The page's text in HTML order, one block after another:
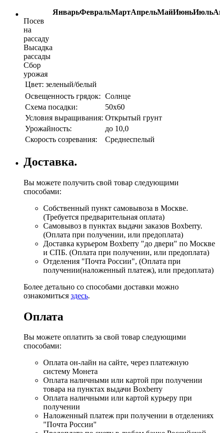
ЯнварьФевральМартАпрельМайИюньИюль
Посев
на
рассаду
Высадка
рассады
Сбор
урожая
Цвет: зеленый/белый
Освещенность грядок: Солнце
Схема посадки:
50х60
Условия выращивания: Открытый грунт
Урожайность:
до 10,0
Скорость созревания:
Среднеспелый
Доставка.
Вы можете получить свой товар следующими
способами:
Собственный пункт самовывоза в Москве.
(Требуется предварительная оплата)
Самовывоз в пунктах выдачи заказов Boxberry.
(Оплата при получении, или предоплата)
Доставка курьером Boxberry "до двери" по Москве
и СПБ. (Оплата при получении, или предоплата)
Отделения "Почта России", (Оплата при
получении(наложенный платеж), или предоплата)
Более детально со способами доставки можно
ознакомиться здесь.
Оплата
Вы можете оплатить за свой товар следующими
способами:
Оплата он-лайн на сайте, через платежную
систему Монета
Оплата наличными или картой при получении
товара на пунктах выдачи Boxberry
Оплата наличными или картой курьеру при
получении
Наложенный платеж при получении в отделениях
"Почта России"